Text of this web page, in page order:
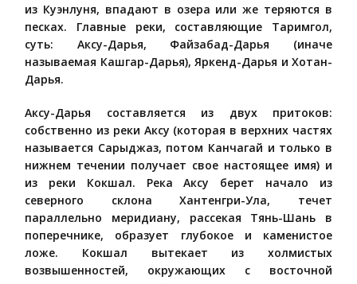
из Куэнлуня, впадают в озера или же теряются в
песках. Главные реки, составляющие Таримгол,
суть: Аксу-Дарья, Файзабад-Дарья (иначе
называемая Кашгар-Дарья), Яркенд-Дарья и Хотан-
Дарья.
Аксу-Дарья составляется из двух притоков:
собственно из реки Аксу (которая в верхних частях
называется Сарыджаз, потом Канчагай и только в
нижнем течении получает свое настоящее имя) и
из реки Кокшал. Река Аксу берет начало из
северного склона Хантенгри-Ула, течет
параллельно меридиану, рассекая Тянь-Шань в
поперечнике, образует глубокое и каменистое
ложе. Кокшал вытекает из холмистых
возвышенностей, окружающих с восточной